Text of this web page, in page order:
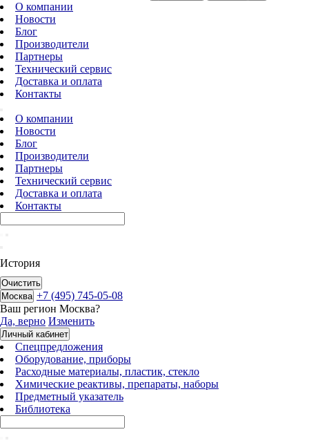
О компании
Новости
Блог
Производители
Партнеры
Технический сервис
Доставка и оплата
Контакты
О компании
Новости
Блог
Производители
Партнеры
Технический сервис
Доставка и оплата
Контакты
История
Очистить
Москва +7 (495) 745-05-08
Ваш регион Москва?
Да, верно Изменить
Личный кабинет
Спецпредложения
Оборудование, приборы
Расходные материалы, пластик, стекло
Химические реактивы, препараты, наборы
Предметный указатель
Библиотека